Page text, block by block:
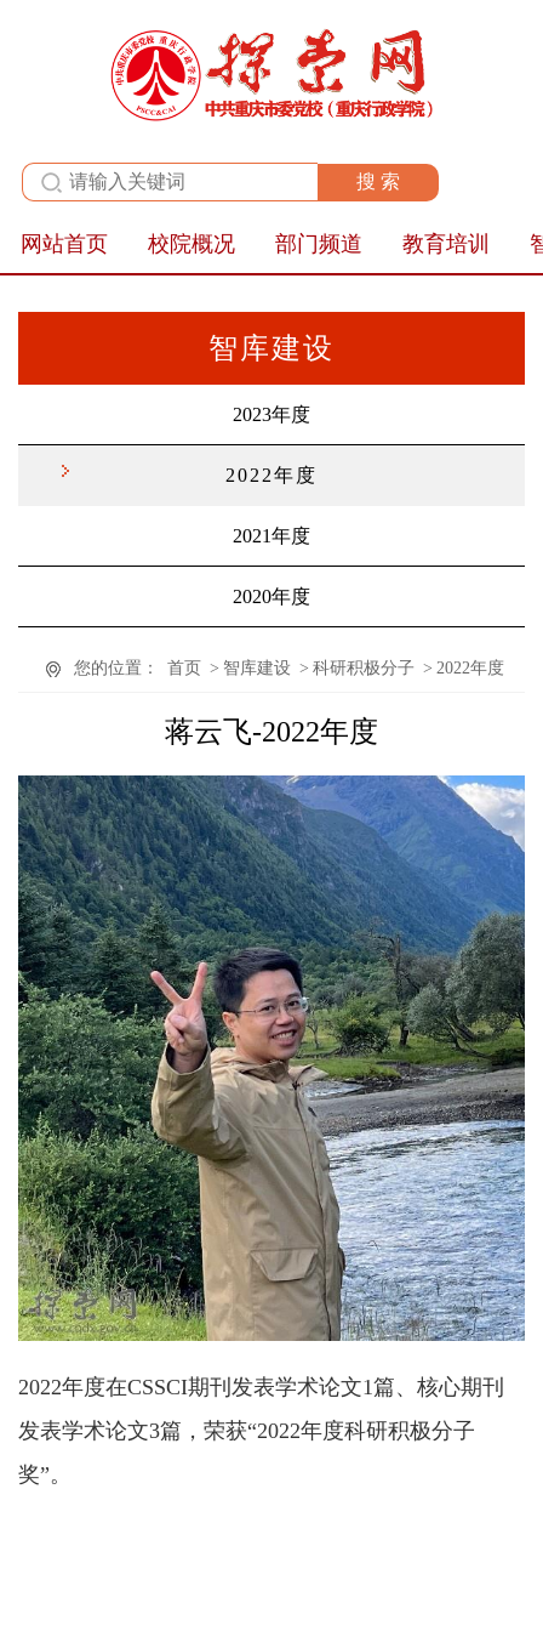
全站群
网站首页 校院概况 部门频道 教育培训
智库建设
2023年度
2022年度
2021年度
2020年度
您的位置： 首页 > 智库建设 > 科研积极分子 > 2022年度
蒋云飞-2022年度
2022年度在CSSCI期刊发表学术论文1篇、核心期刊
发表学术论文3篇，荣获“2022年度科研积极分子
奖”。